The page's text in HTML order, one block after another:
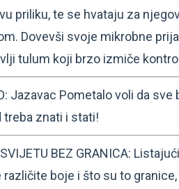
priliku, te se hvataju za
Dovevši svoje mikrobne
tulum koji brzo izmiče
Jazavac Pometalo voli da sve
treba znati i stati!
BEZ GRANICA:
boje i što su to